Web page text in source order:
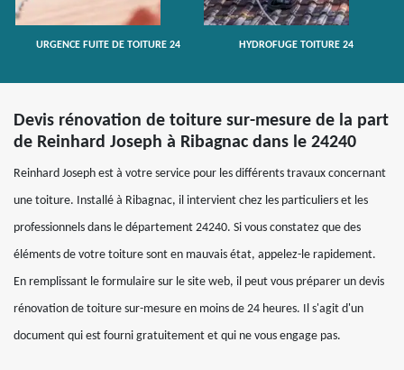
URGENCE FUITE DE TOITURE 24 HYDROFUGE TOITURE 24
Devis rénovation de toiture sur-mesure de la part
de Reinhard Joseph à Ribagnac dans le 24240
Reinhard Joseph est à votre service pour les différents travaux concernant
une toiture. Installé à Ribagnac, il intervient chez les particuliers et les
professionnels dans le département 24240. Si vous constatez que des
éléments de votre toiture sont en mauvais état, appelez-le rapidement.
En remplissant le formulaire sur le site web, il peut vous préparer un devis
rénovation de toiture sur-mesure en moins de 24 heures. Il s'agit d'un
document qui est fourni gratuitement et qui ne vous engage pas.